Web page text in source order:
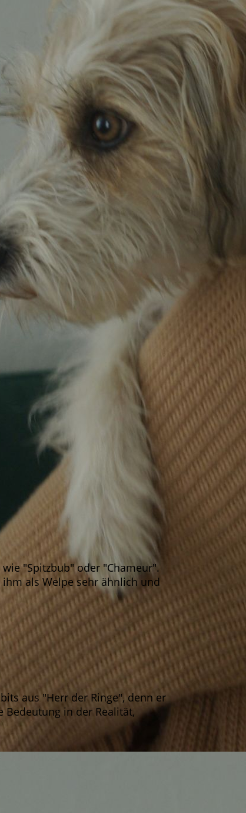
"Spitzbub" oder "Chameur".
ihm als Welpe sehr ähnlich und
aus "Herr der Ringe", denn er
Bedeutung in der Realität,